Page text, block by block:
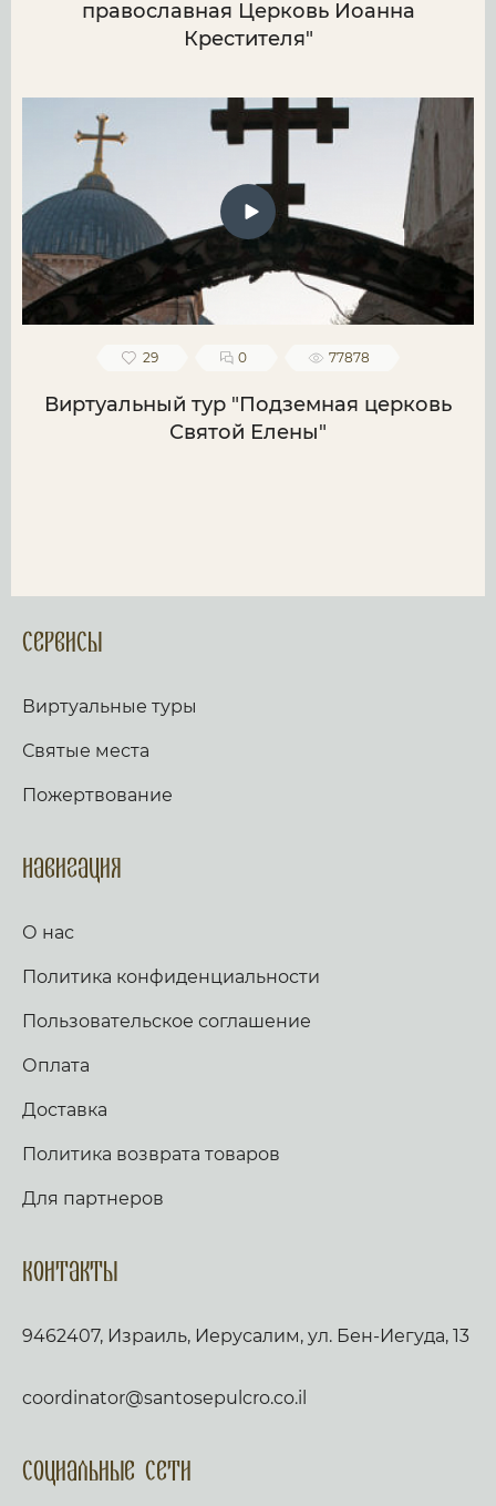
православная Церковь Иоанна
Крестителя"
29 0 77878
Виртуальный тур "Подземная церковь
Святой Елены"
Сервисы
Виртуальные туры
Святые места
Пожертвование
Навигация
О нас
Политика конфиденциальности
Пользовательское соглашение
Оплата
Доставка
Политика возврата товаров
Для партнеров
Контакты
9462407, Израиль, Иерусалим, ул. Бен-Иегуда, 13
coordinator@santosepulcro.co.il
Социальные сети